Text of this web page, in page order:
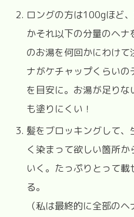
ロングの方は100gほど
かそれ以下の分量のヘ
のお湯を何回かにわけ
ナがケチャップくらい
を目安に。お湯が足り
も塗りにくい！
髪をブロッキングして
く染まって欲しい箇所
いく。たっぷりとって
る。
（私は最終的に全部の